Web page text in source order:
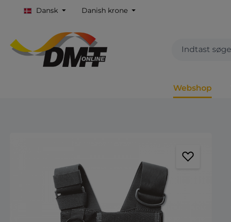
Dansk Danish krone
Webshop